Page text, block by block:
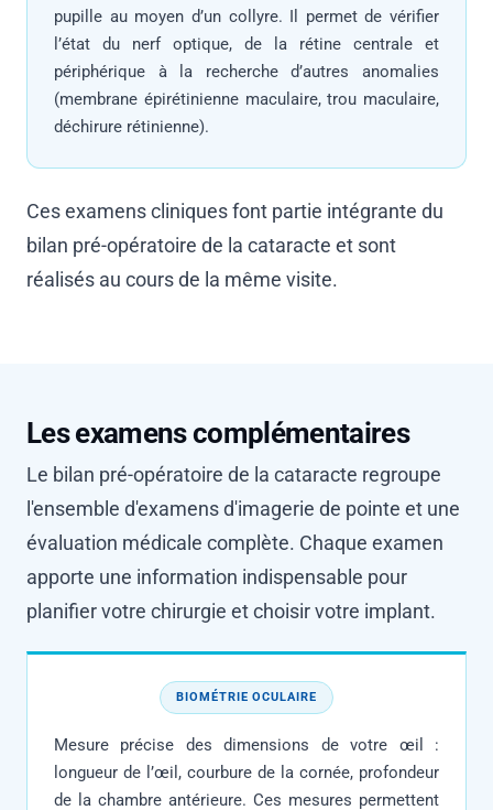
pupille au moyen d’un collyre. Il permet de vérifier
l’état du nerf optique, de la rétine centrale et
périphérique à la recherche d’autres anomalies
(membrane épirétinienne maculaire, trou maculaire,
déchirure rétinienne).
Ces examens cliniques font partie intégrante du
bilan pré-opératoire de la cataracte et sont
réalisés au cours de la même visite.
Les examens complémentaires
Le bilan pré-opératoire de la cataracte regroupe
l'ensemble d'examens d'imagerie de pointe et une
évaluation médicale complète. Chaque examen
apporte une information indispensable pour
planifier votre chirurgie et choisir votre implant.
BIOMÉTRIE OCULAIRE
Mesure précise des dimensions de votre œil :
longueur de l’œil, courbure de la cornée, profondeur
de la chambre antérieure. Ces mesures permettent